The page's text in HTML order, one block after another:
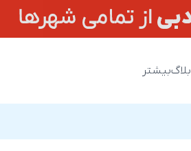
بلاگبیشتر